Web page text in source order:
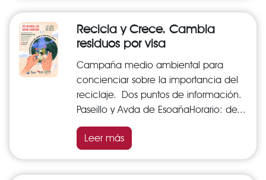
Recicla y Crece. Cambia
residuos por visa
Campaña medio ambiental para
concienciar sobre la importancia del
reciclaje. Dos puntos de información.
Paseillo y Avda de EsoañaHorario: de...
Leer más